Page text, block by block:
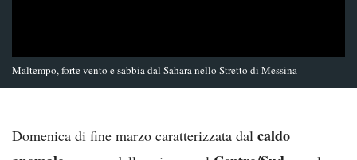
Maltempo, forte vento e sabbia dal Sahara nello Stretto di Messina
Domenica di fine marzo caratterizzata dal caldo